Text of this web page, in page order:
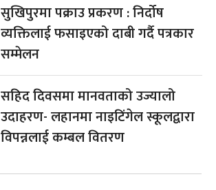
सुखिपुरमा पक्राउ प्रकरण : निर्दोष
व्यक्तिलाई फसाइएको दाबी गर्दै पत्रकार
सम्मेलन
सहिद दिवसमा मानवताको उज्यालो
उदाहरण- लहानमा नाइटिंगेल स्कूलद्वारा
विपन्नलाई कम्बल वितरण